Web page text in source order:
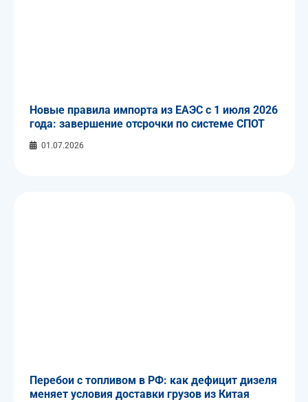
Новые правила импорта из ЕАЭС с 1 июля 2026
года: завершение отсрочки по системе СПОТ
01.07.2026
Перебои с топливом в РФ: как дефицит дизеля
меняет условия доставки грузов из Китая